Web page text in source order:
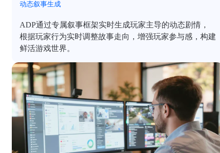
动态叙事生成
ADP通过专属叙事框架实时生成玩家主导的动态剧情，
根据玩家行为实时调整故事走向，增强玩家参与感，构建
鲜活游戏世界。